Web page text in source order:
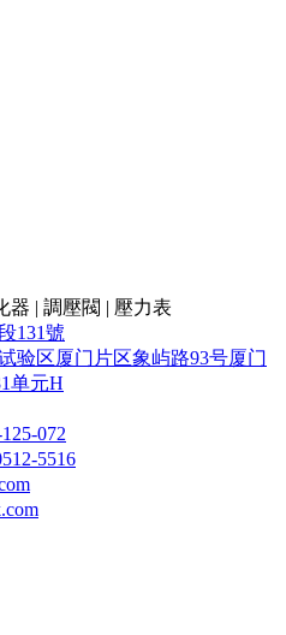
器 | 調壓閥 | 壓力表
131號
验区厦门片区象屿路93号厦门
单元H
072
5516